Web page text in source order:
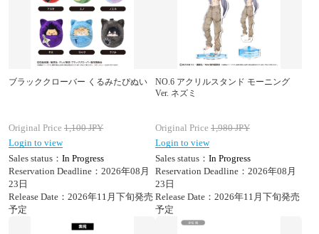
ブラッククローバー くるみたぴぬい
Original Price 1,100JPY
Login to view
Sales status： In Progress
Reservation Deadline：2026年08月
23日
Release Date：2026年11月下旬発売
予定
NO.6 アクリルスタンド モーニング
Ver. ネズミ
Original Price 1,980JPY
Login to view
Sales status： In Progress
Reservation Deadline：2026年08月
23日
Release Date：2026年11月下旬発売
予定